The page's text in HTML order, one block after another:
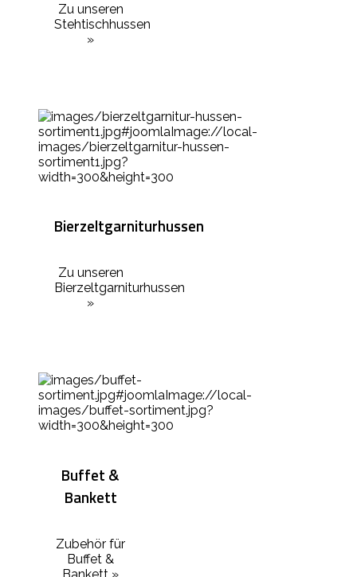
Zu unseren
Stehtischhussen
»
Bierzeltgarniturhussen
Zu unseren
Bierzeltgarniturhussen
»
Buffet &
Bankett
Zubehör für
Buffet &
Bankett »